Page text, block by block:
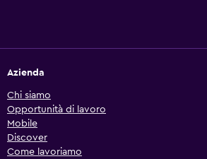
Azienda
Chi siamo
Opportunità di lavoro
Mobile
Discover
Come lavoriamo